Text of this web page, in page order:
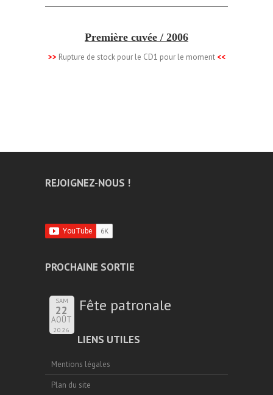
Première cuvée / 2006
>> Rupture de stock pour le CD1 pour le moment <<
REJOIGNEZ-NOUS !
PROCHAINE SORTIE
SAM
22
AOÛT
2026
Fête patronale
LIENS UTILES
Mentions légales
Plan du site